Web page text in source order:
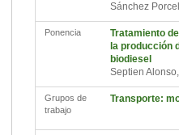
Sánchez
Ponencia
Tratamiento
la producción
biodiesel
Septien
Grupos de
trabajo
Transporte: